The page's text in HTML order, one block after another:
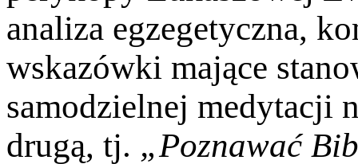
analiza egzegetyczna,
wskazówki mające
samodzielnej medytacji
drugą, tj. „Poznawać